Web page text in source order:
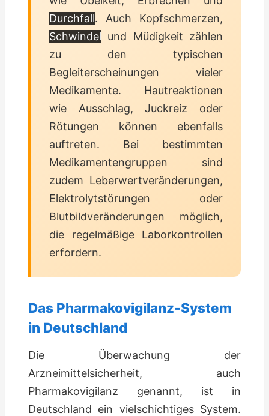
Durchfall. Auch Kopfschmerzen,
Schwindel und Müdigkeit zählen
zu den typischen
Begleiterscheinungen vieler
Medikamente. Hautreaktionen
wie Ausschlag, Juckreiz oder
Rötungen können ebenfalls
auftreten. Bei bestimmten
Medikamentengruppen sind
zudem Leberwertveränderungen,
Elektrolytstörungen oder
Blutbildveränderungen möglich,
die regelmäßige Laborkontrollen
erfordern.
Das Pharmakovigilanz-System
in Deutschland
Die Überwachung der
Arzneimittelsicherheit, auch
Pharmakovigilanz genannt, ist in
Deutschland ein vielschichtiges System.